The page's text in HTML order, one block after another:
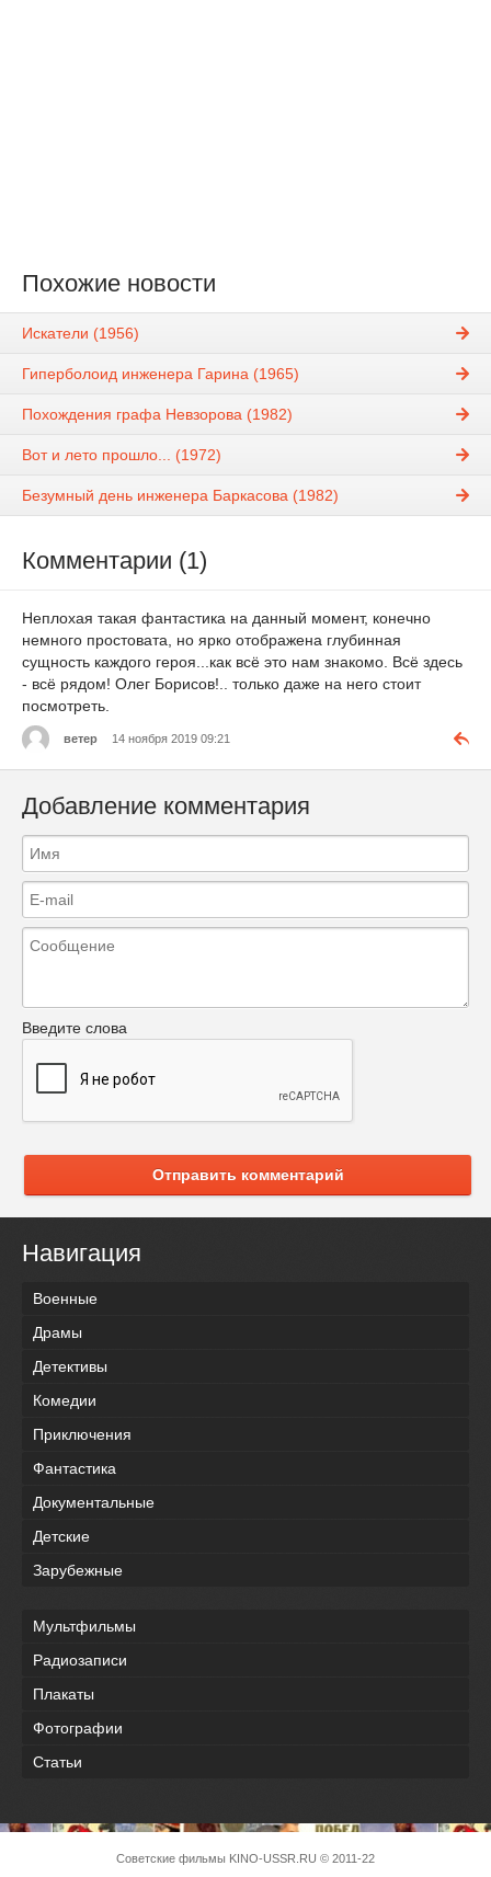
Похожие новости
Искатели (1956)
Гиперболоид инженера Гарина (1965)
Похождения графа Невзорова (1982)
Вот и лето прошло... (1972)
Безумный день инженера Баркасова (1982)
Комментарии (1)
Неплохая такая фантастика на данный момент, конечно
немного простовата, но ярко отображена глубинная
сущность каждого героя...как всё это нам знакомо. Всё здесь
- всё рядом! Олег Борисов!.. только даже на него стоит
посмотреть.
ветер 14 ноября 2019 09:21
Добавление комментария
Введите слова
Отправить комментарий
Навигация
Военные
Драмы
Детективы
Комедии
Приключения
Фантастика
Документальные
Детские
Зарубежные
Мультфильмы
Радиозаписи
Плакаты
Фотографии
Статьи
Советские фильмы KINO-USSR.RU © 2011-22